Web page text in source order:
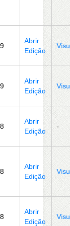
9
Abrir
Edição
9
Abrir
Edição
8
Abrir
Edição
-
8
Abrir
Edição
8
Abrir
Edição